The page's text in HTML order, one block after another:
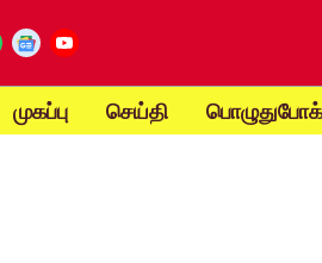
முகப்பு செய்தி